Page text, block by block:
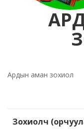
Ардын аман зохиол
Зохиолч